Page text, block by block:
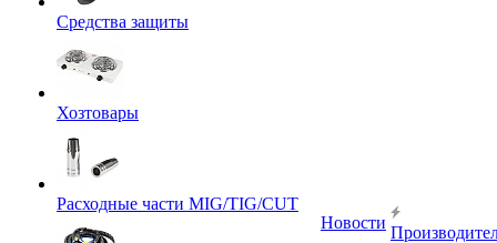
Средства защиты
Хозтовары
Расходные части MIG/TIG/CUT
Новости